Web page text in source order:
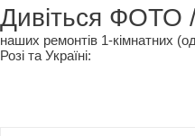
Дивіться ФОТО
наших ремонтів 1-кімнатних
Розі та Україні: